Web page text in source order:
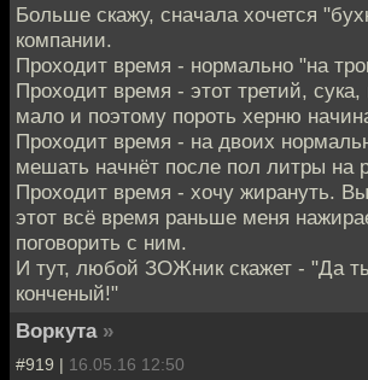
Больше скажу, сначала хочется
компании.
Проходит время - нормально "на
Проходит время - этот третий,
мало и поэтому пороть херню
Проходит время - на двоих
мешать начнёт после пол литры на
Проходит время - хочу жирануть.
этот всё время раньше меня
поговорить с ним.
И тут, любой ЗОЖник скажет - "Да
конченый!"
Воркута »
#919 | 16.05.16 12:50